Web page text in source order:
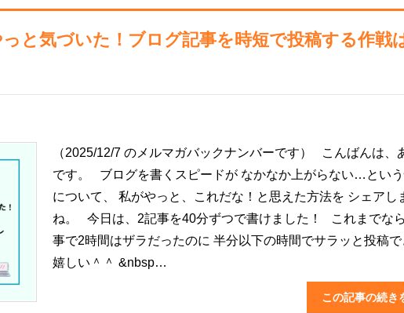
と気づいた！ブログ記事を時短で投稿する作戦
（2025/12/7 のメルマガバックナンバーです） こんばんは、
です。 ブログを書くスピードが なかなか上がらない…とい
について、 私がやっと、これだな！と思えた方法を シェアし
ね。 今日は、2記事を40分ずつで書けました！ これまでな
事で2時間はザラだったのに 半分以下の時間でサラッと投稿で
嬉しい＾＾ &nbsp…
この記事の続